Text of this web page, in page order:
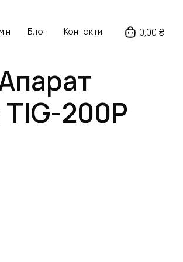
Блог Контакти 0,00 ₴
200P